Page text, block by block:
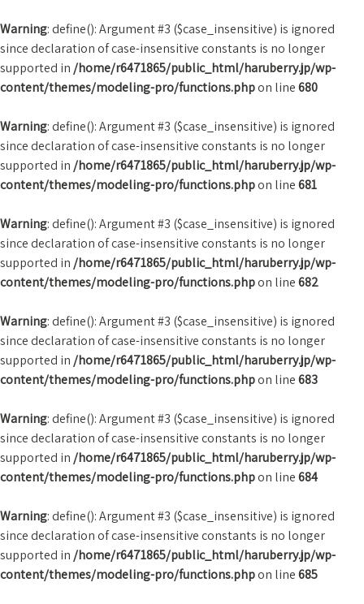
Warning: define(): Argument #3 ($case_insensitive) is ignored
since declaration of case-insensitive constants is no longer
supported in /home/r6471865/public_html/haruberry.jp/wp-
content/themes/modeling-pro/functions.phpon line680
Warning: define(): Argument #3 ($case_insensitive) is ignored
since declaration of case-insensitive constants is no longer
supported in /home/r6471865/public_html/haruberry.jp/wp-
content/themes/modeling-pro/functions.phpon line681
Warning: define(): Argument #3 ($case_insensitive) is ignored
since declaration of case-insensitive constants is no longer
supported in /home/r6471865/public_html/haruberry.jp/wp-
content/themes/modeling-pro/functions.phpon line682
Warning: define(): Argument #3 ($case_insensitive) is ignored
since declaration of case-insensitive constants is no longer
supported in /home/r6471865/public_html/haruberry.jp/wp-
content/themes/modeling-pro/functions.phpon line683
Warning: define(): Argument #3 ($case_insensitive) is ignored
since declaration of case-insensitive constants is no longer
supported in /home/r6471865/public_html/haruberry.jp/wp-
content/themes/modeling-pro/functions.phpon line684
Warning: define(): Argument #3 ($case_insensitive) is ignored
since declaration of case-insensitive constants is no longer
supported in /home/r6471865/public_html/haruberry.jp/wp-
content/themes/modeling-pro/functions.phpon line685